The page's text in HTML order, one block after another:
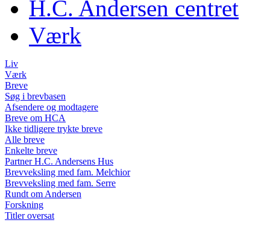
H.C. Andersen centret
Værk
Liv
Værk
Breve
Søg i brevbasen
Afsendere og modtagere
Breve om HCA
Ikke tidligere trykte breve
Alle breve
Enkelte breve
Partner H.C. Andersens Hus
Brevveksling med fam. Melchior
Brevveksling med fam. Serre
Rundt om Andersen
Forskning
Titler oversat